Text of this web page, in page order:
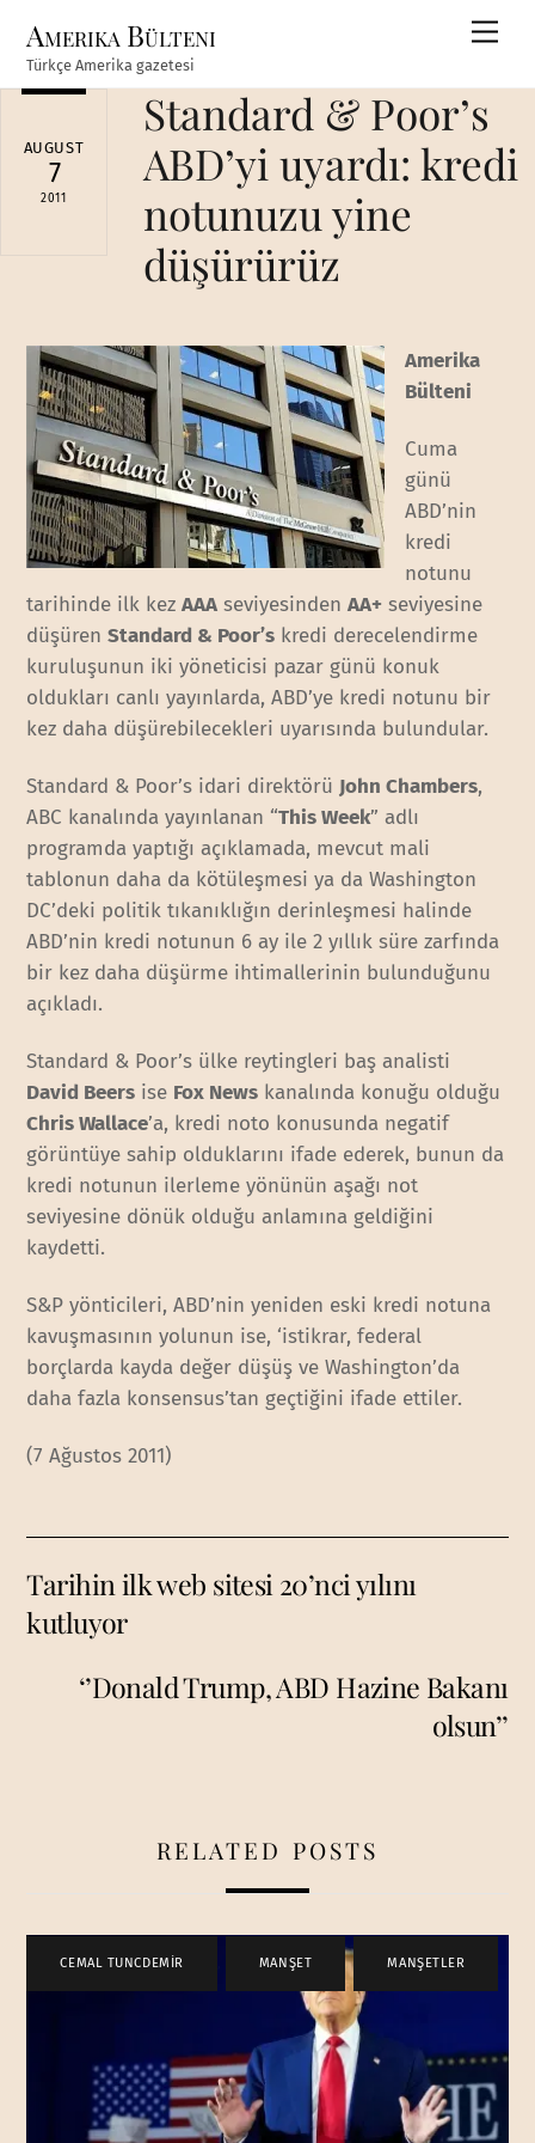
content
Amerika Bülteni
Türkçe Amerika gazetesi
AUGUST
7
2011
Standard & Poor’s
ABD’yi uyardı: kredi
notunuzu yine
düşürürüz
Amerika
Bülteni
Cuma
günü
ABD’nin
kredi
notunu
tarihinde ilk kezAAA seviyesindenAA+ seviyesine
düşürenStandard & Poor’s kredi derecelendirme
kuruluşunun iki yöneticisi pazar günü konuk
oldukları canlı yayınlarda, ABD’ye kredi notunu bir
kez daha düşürebilecekleri uyarısında bulundular.
Standard & Poor’s idari direktörü John Chambers,
ABC kanalında yayınlanan “This Week” adlı
programda yaptığı açıklamada, mevcut mali
tablonun daha da kötüleşmesi ya da Washington
DC’deki politik tıkanıklığın derinleşmesi halinde
ABD’nin kredi notunun 6 ay ile 2 yıllık süre zarfında
bir kez daha düşürme ihtimallerinin bulunduğunu
açıkladı.
Standard & Poor’s ülke reytingleri baş analisti
David Beers ise Fox News kanalında konuğu olduğu
Chris Wallace’a, kredi noto konusunda negatif
görüntüye sahip olduklarını ifade ederek, bunun da
kredi notunun ilerleme yönünün aşağı not
seviyesine dönük olduğu anlamına geldiğini
kaydetti.
S&P yönticileri, ABD’nin yeniden eski kredi notuna
kavuşmasının yolunun ise, ‘istikrar, federal
borçlarda kayda değer düşüş ve Washington’da
daha fazla konsensus’tan geçtiğini ifade ettiler.
(7 Ağustos 2011)
Tarihin ilk web sitesi 20’nci yılını
kutluyor
‘’Donald Trump, ABD Hazine Bakanı
olsun’’
RELATED POSTS
CEMAL TUNCDEMİR MANŞET , MANŞETLER